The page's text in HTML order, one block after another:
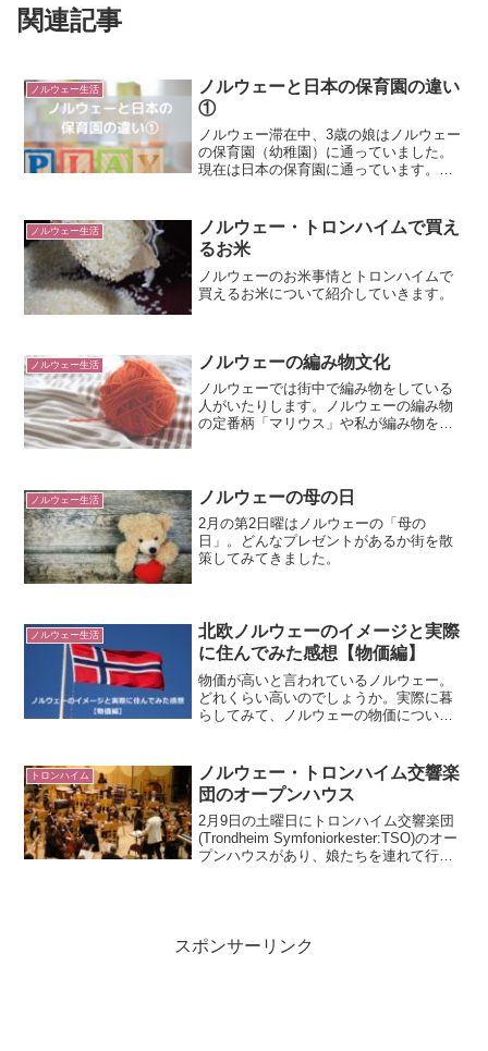
関連記事
ノルウェー生活
ノルウェーと日本の保育園の違い
①
ノルウェー滞在中、3歳の娘はノルウェー
の保育園（幼稚園）に通っていました。
現在は日本の保育園に通っています。日
ノルウェー生活
ノルウェー・トロンハイムで買え
るお米
ノルウェーのお米事情とトロンハイムで
買えるお米について紹介していきます。
ノルウェー生活 ノルウェーの編み物文化
ノルウェーでは街中で編み物をしている
人がいたりします。ノルウェーの編み物
の定番柄「マリウス」や私が編み物を始
ノルウェー生活 ノルウェーの母の日
2月の第2日曜はノルウェーの「母の
日」。どんなプレゼントがあるか街を散
策してみてきました。
ノルウェー生活
北欧ノルウェーのイメージと実際
に住んでみた感想【物価編】
物価が高いと言われているノルウェー。
どれくらい高いのでしょうか。実際に暮
らしてみて、ノルウェーの物価について
トロンハイム
ノルウェー・トロンハイム交響楽
団のオープンハウス
2月9日の土曜日にトロンハイム交響楽団
(Trondheim Symfoniorkester:TSO)のオー
プンハウスがあり、娘たちを連れて行っ
スポンサーリンク